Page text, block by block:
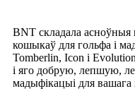
BNT складала асноўныя
кошыкаў для гольфа і
Tomberlin, Icon і
і яго добрую, лепшую,
мадыфікацыі для